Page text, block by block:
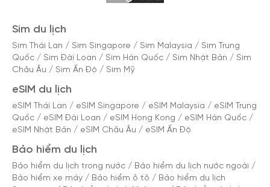
Sim du lịch
Sim Thái Lan / Sim Singapore / Sim Malaysia / Sim Trung
Quốc / Sim Đài Loan / Sim Hàn Quốc / Sim Nhật Bản / Sim
Châu Âu / Sim Ấn Độ / Sim Mỹ
eSIM du lịch
eSIM Thái Lan / eSIM Singapore / eSIM Malaysia / eSIM Trung
Quốc / eSIM Đài Loan / eSIM Hong Kong / eSIM Hàn Quốc /
eSIM Nhật Bản / eSIM Châu Âu / eSIM Ấn Độ
Bảo hiểm du lịch
Bảo hiểm du lịch trong nước / Bảo hiểm du lịch nước ngoài /
Bảo hiểm xe máy / Bảo hiểm ô tô / Bảo hiểm du lịch